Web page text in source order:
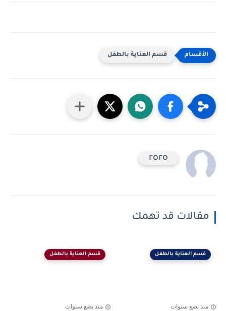
قسم العناية بالطفل
roro
مقالات قد تهمك
قسم العناية بالطفل
منذ بضع سنوات
قسم العناية بالطفل
منذ بضع سنوات